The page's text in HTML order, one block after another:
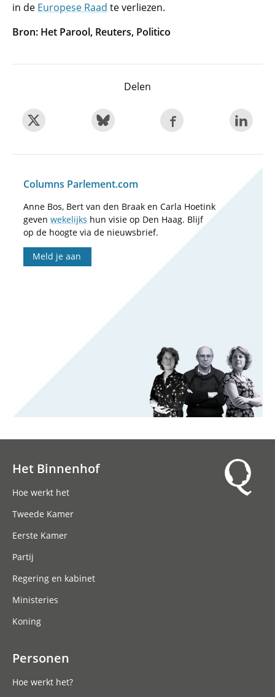
in de Europese Raad te verliezen.
Bron: Het Parool, Reuters, Politico
Delen
Columns Parlement.com
Anne Bos, Bert van den Braak en Carla Hoetink
geven wekelijks hun visie op Den Haag. Blijf
op de hoogte via de nieuwsbrief.
Meld je aan
Het Binnenhof
Hoe werkt het
Tweede Kamer
Eerste Kamer
Partij
Regering en kabinet
Ministeries
Koning
Personen
Hoe werkt het?